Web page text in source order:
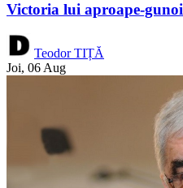
Victoria lui aproape-gunoi
Teodor TIȚĂ
Joi, 06 Aug